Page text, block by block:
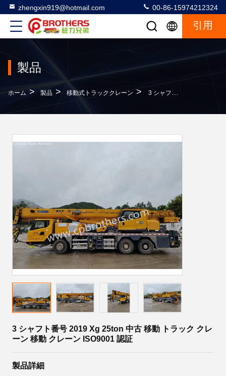
zhengxin919@hotmail.com 00-86-15974212324
引用
製品
ホーム > 製品 > 移動式トラッククレーン > 3 シャフト番号 2019 Xg 25ton 中古 移動 トラック クレーン 移動 クレーン ISO9001 認証
3 シャフト番号 2019 Xg 25ton 中古 移動 トラック クレ
ーン 移動 クレーン ISO9001 認証
製品詳細